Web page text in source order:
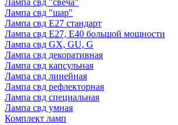
Лампа свд "свеча"
Лампа свд "шар"
Лампа свд E27 стандарт
Лампа свд E27, Е40 большой мощности
Лампа свд GX, GU, G
Лампа свд декоративная
Лампа свд капсульная
Лампа свд линейная
Лампа свд рефлекторная
Лампа свд специальная
Лампа свд умная
Комплект ламп